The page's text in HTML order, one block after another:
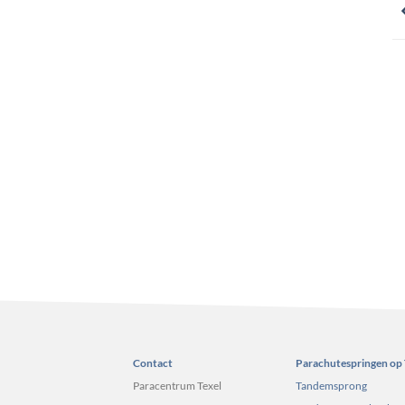
Contact
Paracentrum Texel
Parachutespringen op
Tandemsprong